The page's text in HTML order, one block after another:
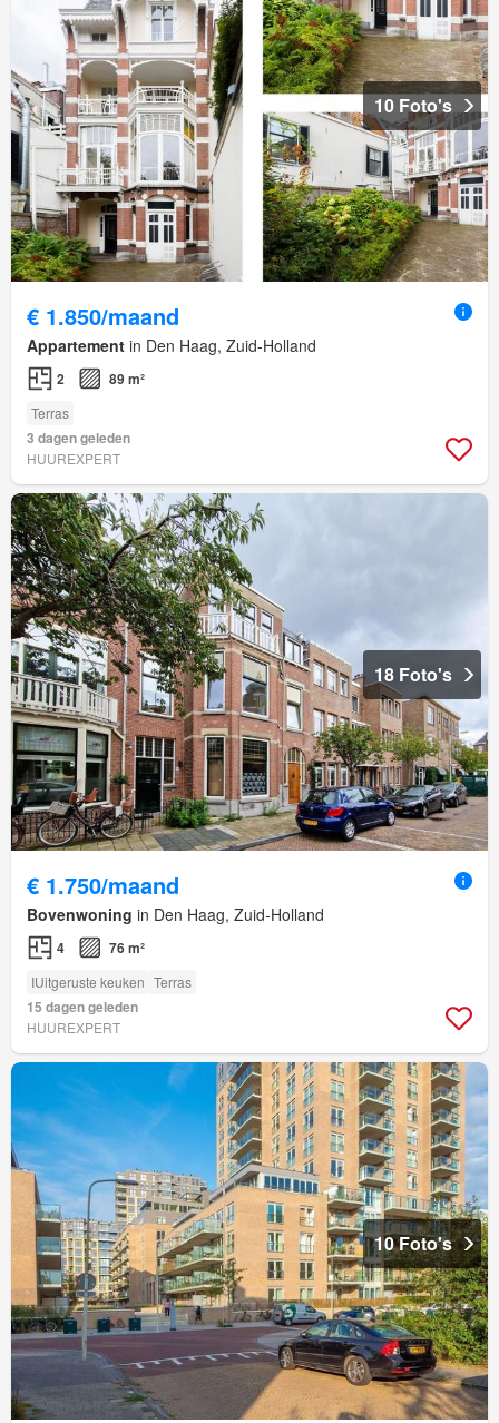
10 Foto's
€ 1.850/maand
Appartement in Den Haag, Zuid-Holland
2 89 m²
Terras
3 dagen geleden
HUUREXPERT
18 Foto's
€ 1.750/maand
Bovenwoning in Den Haag, Zuid-Holland
4 76 m²
IUitgeruste keuken Terras
15 dagen geleden
HUUREXPERT
10 Foto's